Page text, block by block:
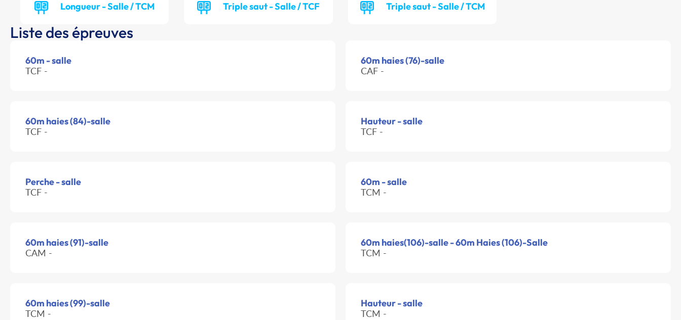
Longueur - Salle / TCM Triple saut - Salle / TCF Triple saut - Salle / TCM
Liste des épreuves
60m - salle
TCF -
60m haies (76)-salle
CAF -
60m haies (84)-salle
TCF -
Hauteur - salle
TCF -
Perche - salle
TCF -
60m - salle
TCM -
60m haies (91)-salle
CAM -
60m haies(106)-salle - 60m Haies (106)-Salle
TCM -
60m haies (99)-salle
TCM -
Hauteur - salle
TCM -